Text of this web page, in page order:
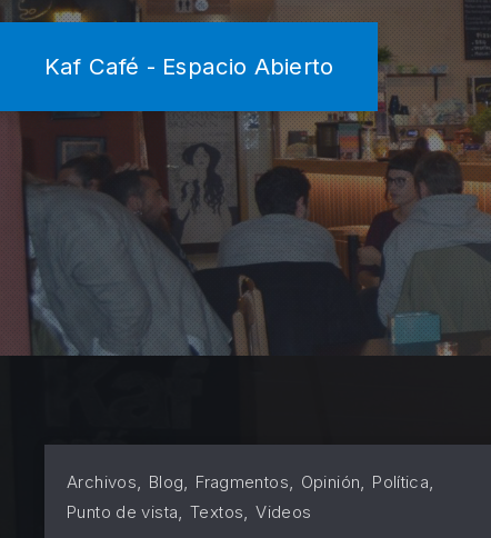
Kaf Café - Espacio Abierto
Archivos, Blog, Fragmentos, Opinión, Política,
Punto de vista,Textos,Videos